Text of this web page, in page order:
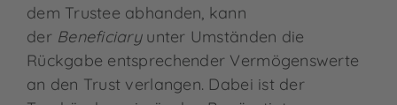
dem Trustee abhanden, kann
der Beneficiaryunter Umständen die
Rückgabe entsprechender Vermögenswerte
an den Trust verlangen. Dabei ist der